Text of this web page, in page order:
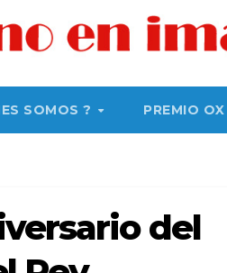
SOMOS ? PREMIO
del